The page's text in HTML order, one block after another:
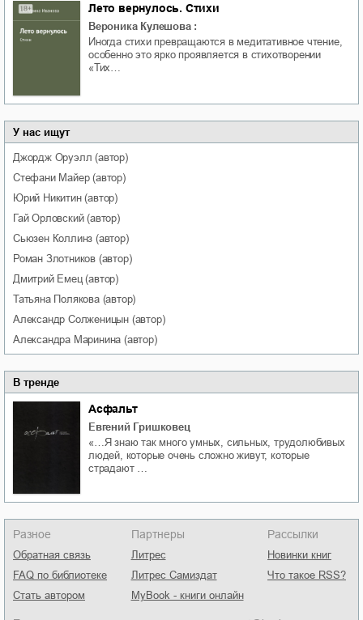
Лето вернулось. Стихи
Вероника Кулешова :
Иногда стихи превращаются в медитативное чтение,
особенно это ярко проявляется в стихотворении
«Тих…
У нас ищут
Джордж Оруэлл (автор)
Стефани Майер(автор)
Юрий Никитин(автор)
Гай Орловский(автор)
Сьюзен Коллинз (автор)
Роман Злотников (автор)
Дмитрий Емец(автор)
Татьяна Полякова(автор)
Александр Солженицын (автор)
Александра Маринина (автор)
В тренде
Асфальт
Евгений Гришковец
«…Я знаю так много умных, сильных, трудолюбивых
людей, которые очень сложно живут, которые
страдают …
Разное
Обратная связь
FAQ по библиотеке
Стать автором
Партнеры
Литрес
Литрес Самиздат
MyBook - книги онлайн
Рассылки
Новинки книг
Что такое RSS?